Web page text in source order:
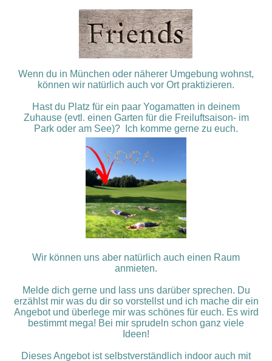
Wenn du in München oder näherer Umgebung wohnst,
können wir natürlich auch vor Ort praktizieren.
Hast du Platz für ein paar Yogamatten in deinem
Zuhause (evtl. einen Garten für die Freiluftsaison- im
Park oder am See)? Ich komme gerne zu euch.
Wir können uns aber natürlich auch einen Raum
anmieten.
Melde dich gerne und lass uns darüber sprechen. Du
erzählst mir was du dir so vorstellst und ich mache dir ein
Angebot und überlege mir was schönes für euch. Es wird
bestimmt mega! Bei mir sprudeln schon ganz viele
Ideen!
Dieses Angebot ist selbstverständlich indoor auch mit